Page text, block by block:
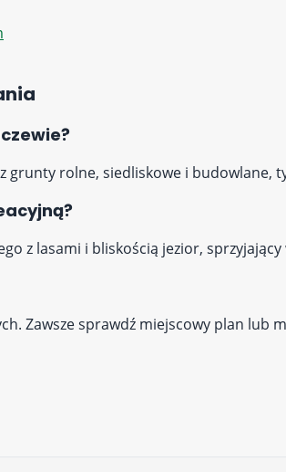
grunty rolne, siedliskowe i budowlane,
z lasami i bliskością jezior,
Zawsze sprawdź miejscowy plan lub